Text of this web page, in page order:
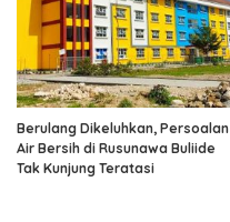
Berulang Dikeluhkan, Persoalan
Air Bersih di Rusunawa Buliide
Tak Kunjung Teratasi